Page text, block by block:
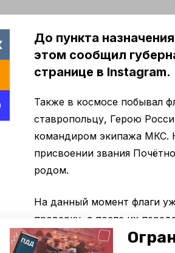
До пункта
этом сообщил
странице в Instagram.
Также в космосе побывал
ставропольцу, Герою
командиром экипажа МКС.
присвоении звания
родом.
На данный момент флаги
проверку, а после их
«Теперь они уникальны,